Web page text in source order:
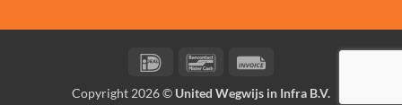
IDeal Bancontact
Copyright 2026 © United Wegwijs in Infra B.V.